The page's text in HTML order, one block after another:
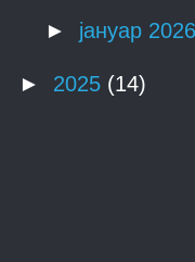
► јануар 2026
► 2025 (14)